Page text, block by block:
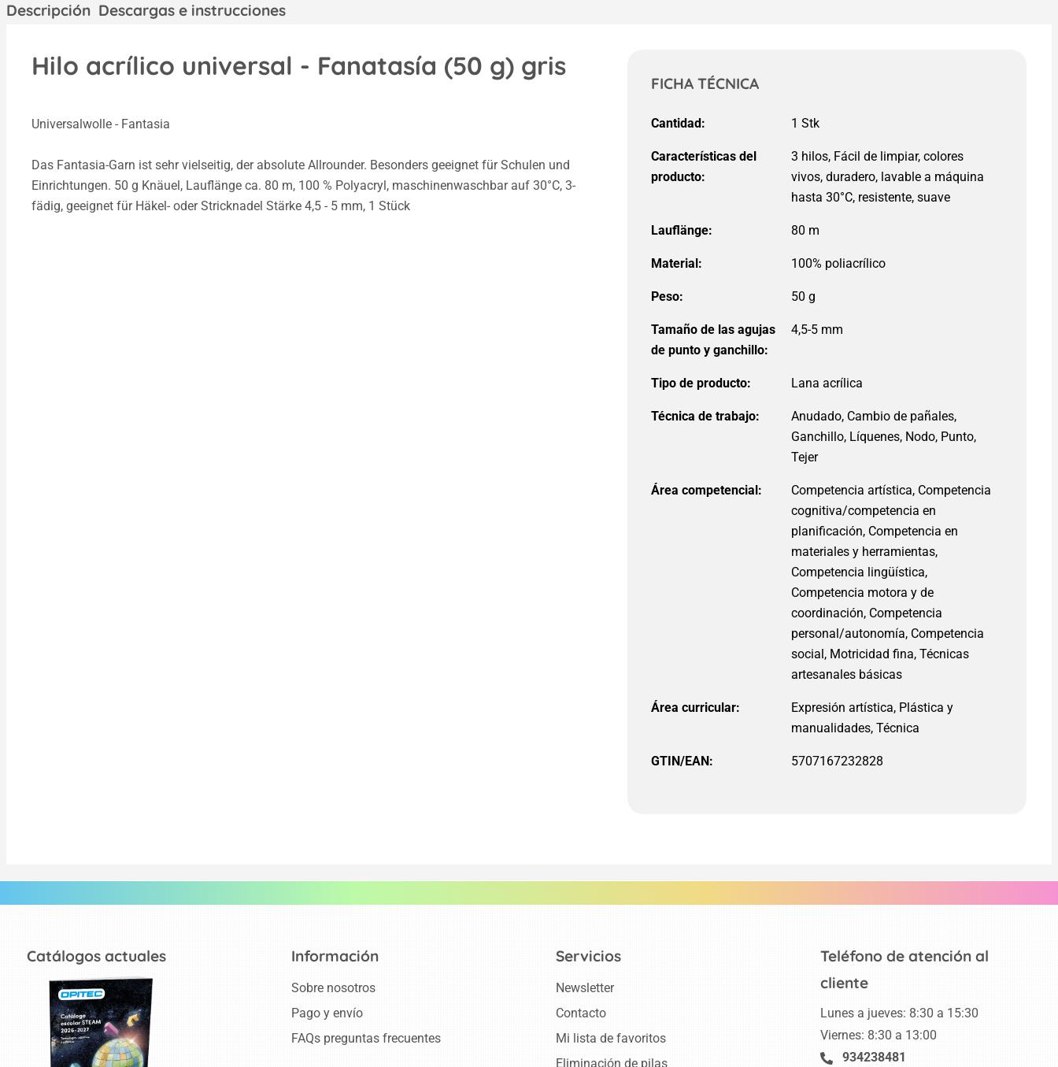
Descripción Descargas e instrucciones
Hilo acrílico universal - Fanatasía (50 g) gris
Universalwolle - Fantasia
Das Fantasia-Garn ist sehr vielseitig, der absolute Allrounder. Besonders geeignet für Schulen und
Einrichtungen. 50 g Knäuel, Lauflänge ca. 80 m, 100 % Polyacryl, maschinenwaschbar auf 30°C, 3-
fädig, geeignet für Häkel- oder Stricknadel Stärke 4,5 - 5 mm, 1 Stück
FICHA TÉCNICA
Cantidad:
Características del
producto:
3 hilos, Fácil de limpiar, colores
vivos, duradero, lavable a máquina
hasta 30°C, resistente, suave
Lauflänge: 80 m
Material:
Peso:
Tamaño de las agujas
de punto y ganchillo:
4,5-5 mm
Tipo de producto:
Técnica de trabajo:
Anudado, Cambio de pañales,
Ganchillo, Líquenes, Nodo, Punto,
Tejer
Área competencial:
Competencia artística, Competencia
cognitiva/competencia en
planificación, Competencia en
materiales y herramientas,
Competencia lingüística,
Competencia motora y de
coordinación, Competencia
personal/autonomía, Competencia
social, Motricidad fina, Técnicas
artesanales básicas
Área curricular:
Expresión artística, Plástica y
manualidades, Técnica
GTIN/EAN: 5707167232828
Catálogos actuales
Teléfono de atención al
cliente
Lunes a jueves: 8:30 a 15:30
Viernes: 8:30 a 13:00
934238481
Información
Sobre nosotros
Pago y envío
FAQs preguntas frecuentes
Servicios
Newsletter
Contacto
Mi lista de favoritos
Eliminación de pilas